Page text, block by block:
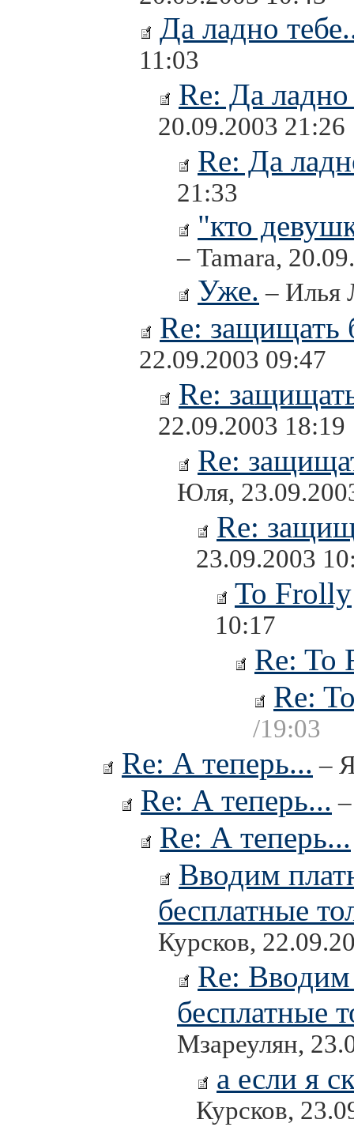
Да ладно
11:03
Re: Да ладно
20.09.2003 21:26
Re: Да
21:33
"кто
– Tamara,
Уже. – Илья
Re: защищать
22.09.2003 09:47
Re:
22.09.2003 18:19
Re:
Юля,
Re:
23.09.2003
To Frolly
10:17
Re: To
Re:
/19:03
Re: А теперь... –
Re: А теперь...
Re: А теперь...
Вводим
бесплатные
Курсков,
Re:
бесплатные
Мзареулян,
а если я
Курсков,